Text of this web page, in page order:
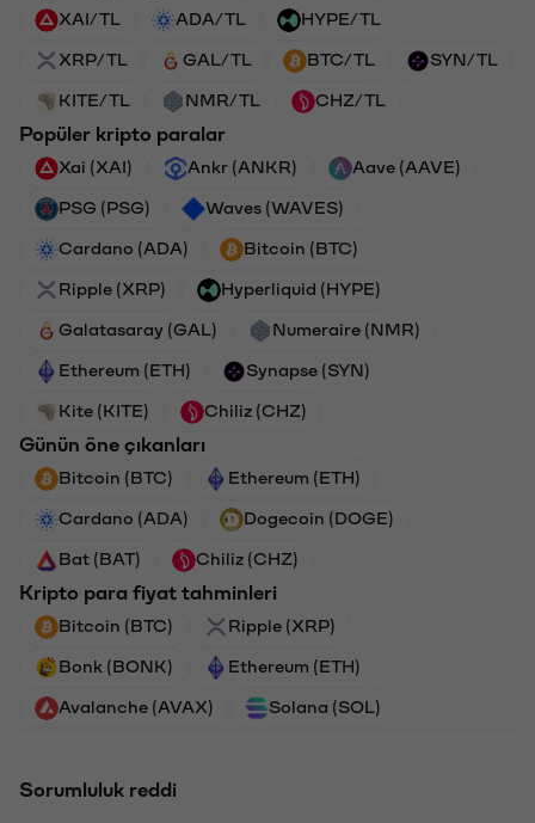
XAI/TL ADA/TL HYPE/TL
XRP/TL GAL/TL BTC/TL SYN/TL
KITE/TL NMR/TL CHZ/TL
Popüler kripto paralar
Xai (XAI) Ankr (ANKR) Aave (AAVE)
PSG (PSG) Waves (WAVES)
Cardano (ADA) Bitcoin (BTC)
Ripple (XRP) Hyperliquid (HYPE)
Galatasaray (GAL) Numeraire (NMR)
Ethereum (ETH) Synapse (SYN)
Kite (KITE) Chiliz (CHZ)
Günün öne çıkanları
Bitcoin (BTC) Ethereum (ETH)
Cardano (ADA) Dogecoin (DOGE)
Bat (BAT) Chiliz (CHZ)
Kripto para fiyat tahminleri
Bitcoin (BTC) Ripple (XRP)
Bonk (BONK) Ethereum (ETH)
Avalanche (AVAX) Solana (SOL)
Sorumluluk reddi